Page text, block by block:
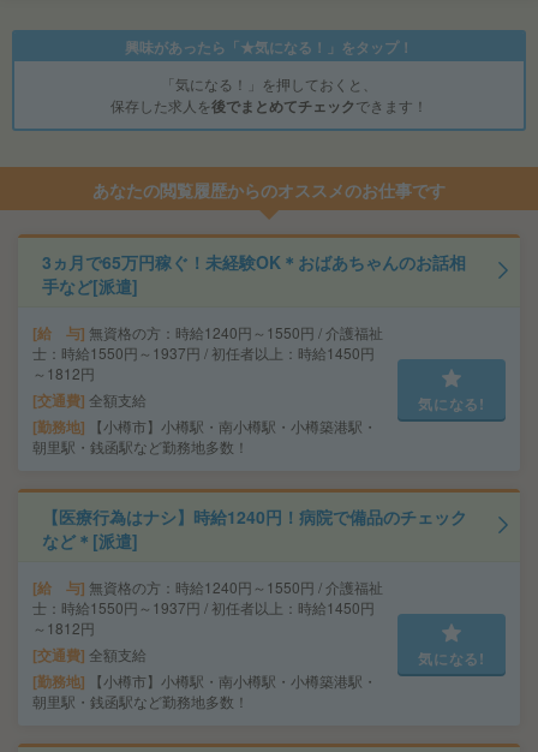
興味があったら「★気になる！」をタップ！
「気になる！」を押しておくと、
保存した求人を後でまとめてチェックできます！
あなたの閲覧履歴からのオススメのお仕事です
3ヵ月で65万円稼ぐ！未経験OK＊おばあちゃんのお話相
手など[派遣]
給 与 無資格の方：時給1240円～1550円 / 介護福祉
士：時給1550円～1937円 / 初任者以上：時給1450円
～1812円
交通費 全額支給
勤務地
【小樽市】小樽駅・南小樽駅・小樽築港駅・
朝里駅・銭函駅など勤務地多数！
気になる!
【医療行為はナシ】時給1240円！病院で備品のチェック
など＊[派遣]
給 与 無資格の方：時給1240円～1550円 / 介護福祉
士：時給1550円～1937円 / 初任者以上：時給1450円
～1812円
交通費 全額支給
勤務地
【小樽市】小樽駅・南小樽駅・小樽築港駅・
朝里駅・銭函駅など勤務地多数！
気になる!